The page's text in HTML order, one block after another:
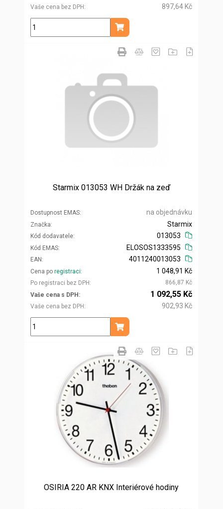
Vaše cena bez DPH
897,64 Kč
ks
Přidat do košíku
Starmix 013053 WH Držák na zeď
Dostupnost EMAS na objednávku
Značka
Kód dodavatele
Starmix
013053
Kód EMAS
EAN
ELOSOS1333595
4011240013053
Cena po registraci
Po registraci bez DPH
1 048,91 Kč
866,87 Kč
Vaše cena s DPH
Vaše cena bez DPH
1 092,55 Kč
902,93 Kč
ks
Přidat do košíku
OSIRIA 220 AR KNX Interiérové hodiny